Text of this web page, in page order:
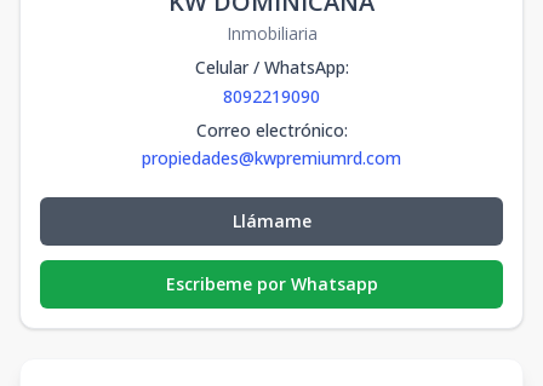
Inmobiliaria
Celular / WhatsApp:
8092219090
Correo electrónico:
propiedades@kwpremiumrd.com
Llámame
Escribeme por Whatsapp